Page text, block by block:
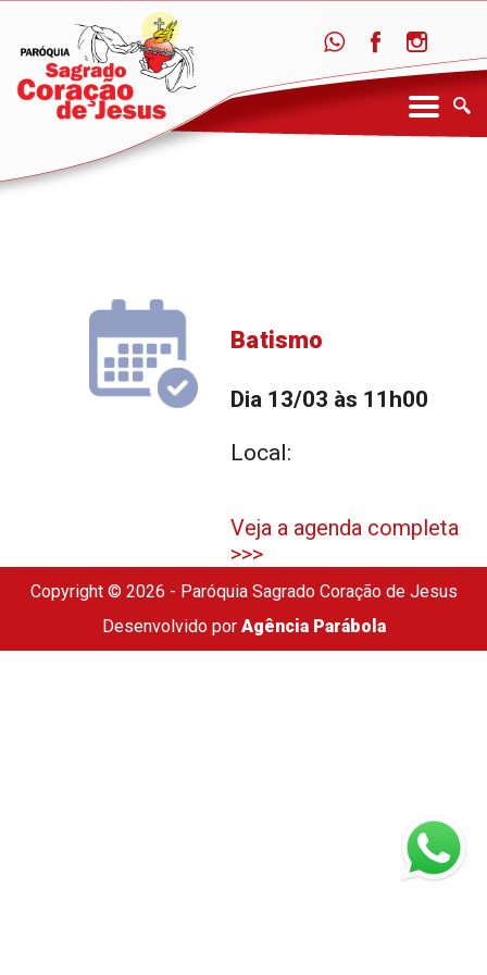
Batismo
Dia 13/03 às 11h00
Local:
Veja a agenda completa
>>>
Copyright © 2026 - Paróquia Sagrado Coração de Jesus
Desenvolvido por Agência Parábola